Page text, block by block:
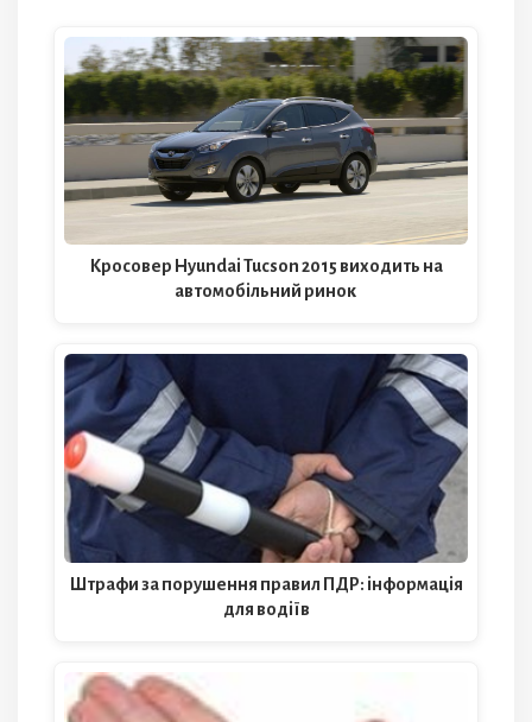
Кросовер Hyundai Tucson 2015 виходить на
автомобільний ринок
Штрафи за порушення правил ПДР: інформація
для водіїв